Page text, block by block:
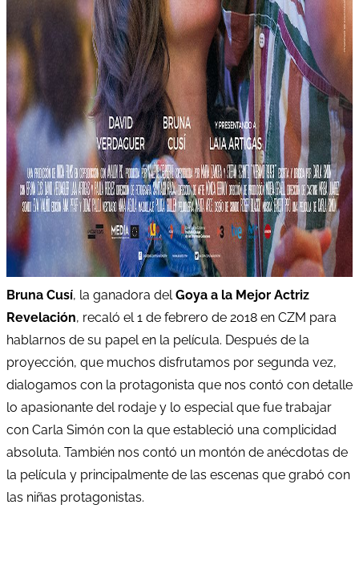
Bruna Cusí, la ganadora delGoya a la Mejor Actriz
Revelación, recaló el 1 de febrero de 2018 en CZM para
hablarnos de su papel en la película. Después de la
proyección, que muchos disfrutamos por segunda vez,
dialogamos con la protagonista que nos contó con detalle
lo apasionante del rodaje y lo especial que fue trabajar
con Carla Simón con la que estableció una complicidad
absoluta. También nos contó un montón de anécdotas de
la película y principalmente de las escenas que grabó con
las niñas protagonistas.